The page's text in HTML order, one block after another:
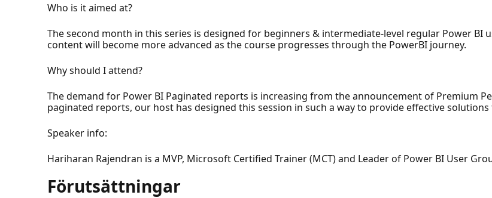
Who is it aimed at?
The second month in this series is designed for beginners & intermediate-level regular Power BI
content will become more advanced as the course progresses through the PowerBI journey.
Why should I attend?
The demand for Power BI Paginated reports is increasing from the announcement of Premium
paginated reports, our host has designed this session in such a way to provide effective
Speaker info:
Hariharan Rajendran is a MVP, Microsoft Certified Trainer (MCT) and Leader of Power BI User
Förutsättningar